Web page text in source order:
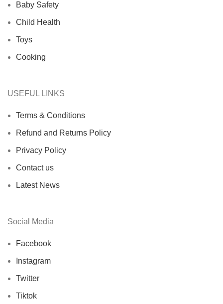
Baby Safety
Child Health
Toys
Cooking
USEFUL LINKS
Terms & Conditions
Refund and Returns Policy
Privacy Policy
Contact us
Latest News
Social Media
Facebook
Instagram
Twitter
Tiktok